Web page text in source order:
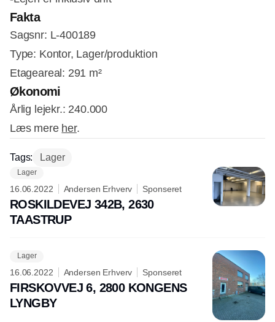
Fakta
Sagsnr: L-400189
Type: Kontor, Lager/produktion
Etageareal: 291 m²
Økonomi
Årlig lejekr.: 240.000
Læs mere her.
Tags: Lager
Lager
16.06.2022 Andersen Erhverv Sponseret
ROSKILDEVEJ 342B, 2630
TAASTRUP
Lager
16.06.2022 Andersen Erhverv Sponseret
FIRSKOVVEJ 6, 2800 KONGENS
LYNGBY